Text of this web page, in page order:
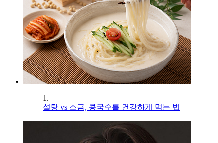
1.
설탕 vs 소금, 콩국수를 건강하게 먹는 법